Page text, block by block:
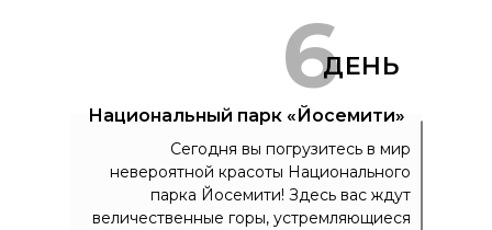
ДЕНЬ
Сегодня вы погрузитесь в мир
невероятной красоты Национального
парка Йосемити! Здесь вас ждут
величественные горы, устремляющиеся
6
Национальный парк «Йосемити»